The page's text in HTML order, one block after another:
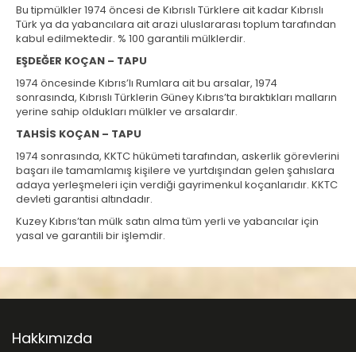
Bu tipmülkler 1974 öncesi de Kıbrıslı Türklere ait kadar Kıbrıslı
Türk ya da yabancılara ait arazi uluslararası toplum tarafından
kabul edilmektedir. % 100 garantili mülklerdir.
EŞDEĞER KOÇAN – TAPU
1974 öncesinde Kıbrıs’lı Rumlara ait bu arsalar, 1974
sonrasında, Kıbrıslı Türklerin Güney Kıbrıs’ta bıraktıkları malların
yerine sahip oldukları mülkler ve arsalardır.
TAHSİS KOÇAN – TAPU
1974 sonrasında, KKTC hükümeti tarafından, askerlik görevlerini
başarı ile tamamlamış kişilere ve yurtdışından gelen şahıslara
adaya yerleşmeleri için verdiği gayrimenkul koçanlarıdır. KKTC
devleti garantisi altındadır.
Kuzey Kıbrıs’tan mülk satın alma tüm yerli ve yabancılar için
yasal ve garantili bir işlemdir.
Hakkımızda